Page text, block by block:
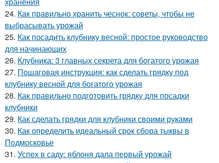
24. Как правильно хранить чеснок: советы, чтобы не
выбрасывать урожай
25. Как посадить клубнику весной: простое руководство
для начинающих
26. Клубника: 3 главных секрета для богатого урожая
27. Пошаговая инструкция: как сделать грядку под
клубнику весной для богатого урожая
28. Как правильно подготовить грядку для посадки
клубники
29. Как сделать грядки для клубники своими руками
30. Как определить идеальный срок сбора тыквы в
Подмосковье
31. Успех в саду: яблоня дала первый урожай